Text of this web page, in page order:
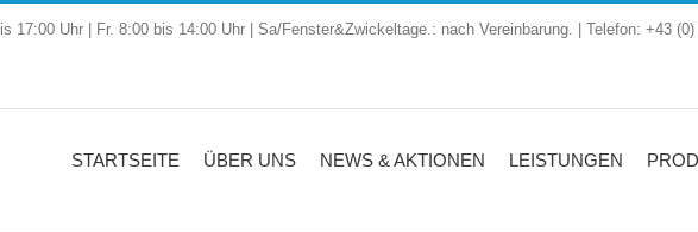
17:00 Uhr | Fr. 8:00 bis 14:00 Uhr | Sa/Fenster&Zwickeltage.: nach Vereinbarung. | Telefon: +43
STARTSEITE ÜBER UNS NEWS & AKTIONEN LEISTUNGEN